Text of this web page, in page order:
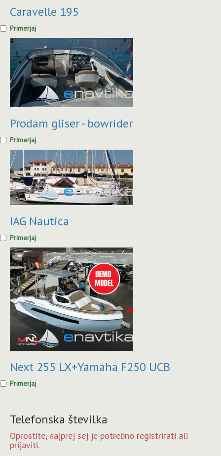
Caravelle 195
Primerjaj
Prodam gliser - bowrider
Primerjaj
IAG Nautica
Primerjaj
Next 255 LX+Yamaha F250 UCB
Primerjaj
Telefonska številka
Oprostite, najprej sej je potrebno registrirati ali
prijaviti.